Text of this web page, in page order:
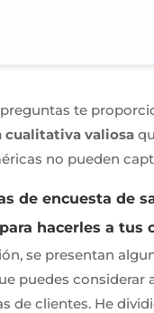
te
cualitativa valiosa
no pueden
de encuesta de
hacerles a tus
se presentan
puedes considerar
de clientes. He